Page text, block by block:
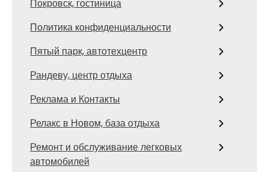
Покровск, гостиница
Политика конфиденциальности
Пятый парк, автотехцентр
Рандеву, центр отдыха
Реклама и Контакты
Релакс в Новом, база отдыха
Ремонт и обслуживание легковых
автомобилей